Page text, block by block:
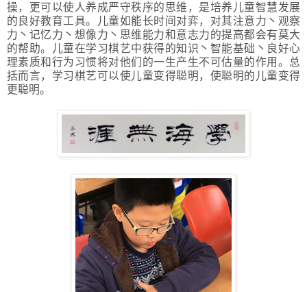
操，更可以使人养成严守秩序的思维，是培养儿童智慧发展
的良好教育工具。儿童如能长时间对弈，对其注意力丶观察
力丶记忆力丶想像力丶思维能力和意志力的提高都会有莫大
的帮助。儿童在学习棋艺中获得的知识丶智能基础丶良好心
理素质和行为习惯将对他们的一生产生不可估量的作用。总
括而言，学习棋艺可以使儿童变得聪明，使聪明的儿童变得
更聪明。